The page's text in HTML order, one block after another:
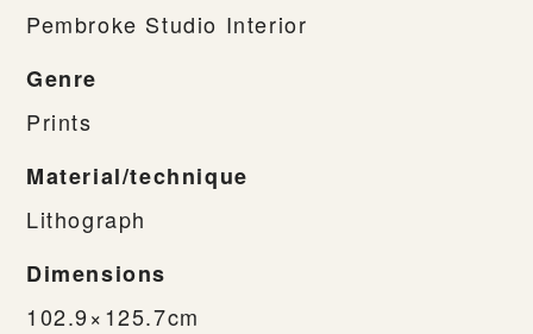
Pembroke Studio Interior
Genre
Prints
Material/technique
Lithograph
Dimensions
102.9×125.7cm